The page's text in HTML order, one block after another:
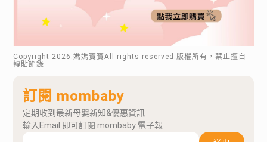
Copyright 2026 .媽媽寶寶All rights reserved.版權所有，禁止擅自
轉貼節錄
訂閱 mombaby
定期收到最新母嬰新知&優惠資訊
輸入Email 即可訂閱 mombaby 電子報